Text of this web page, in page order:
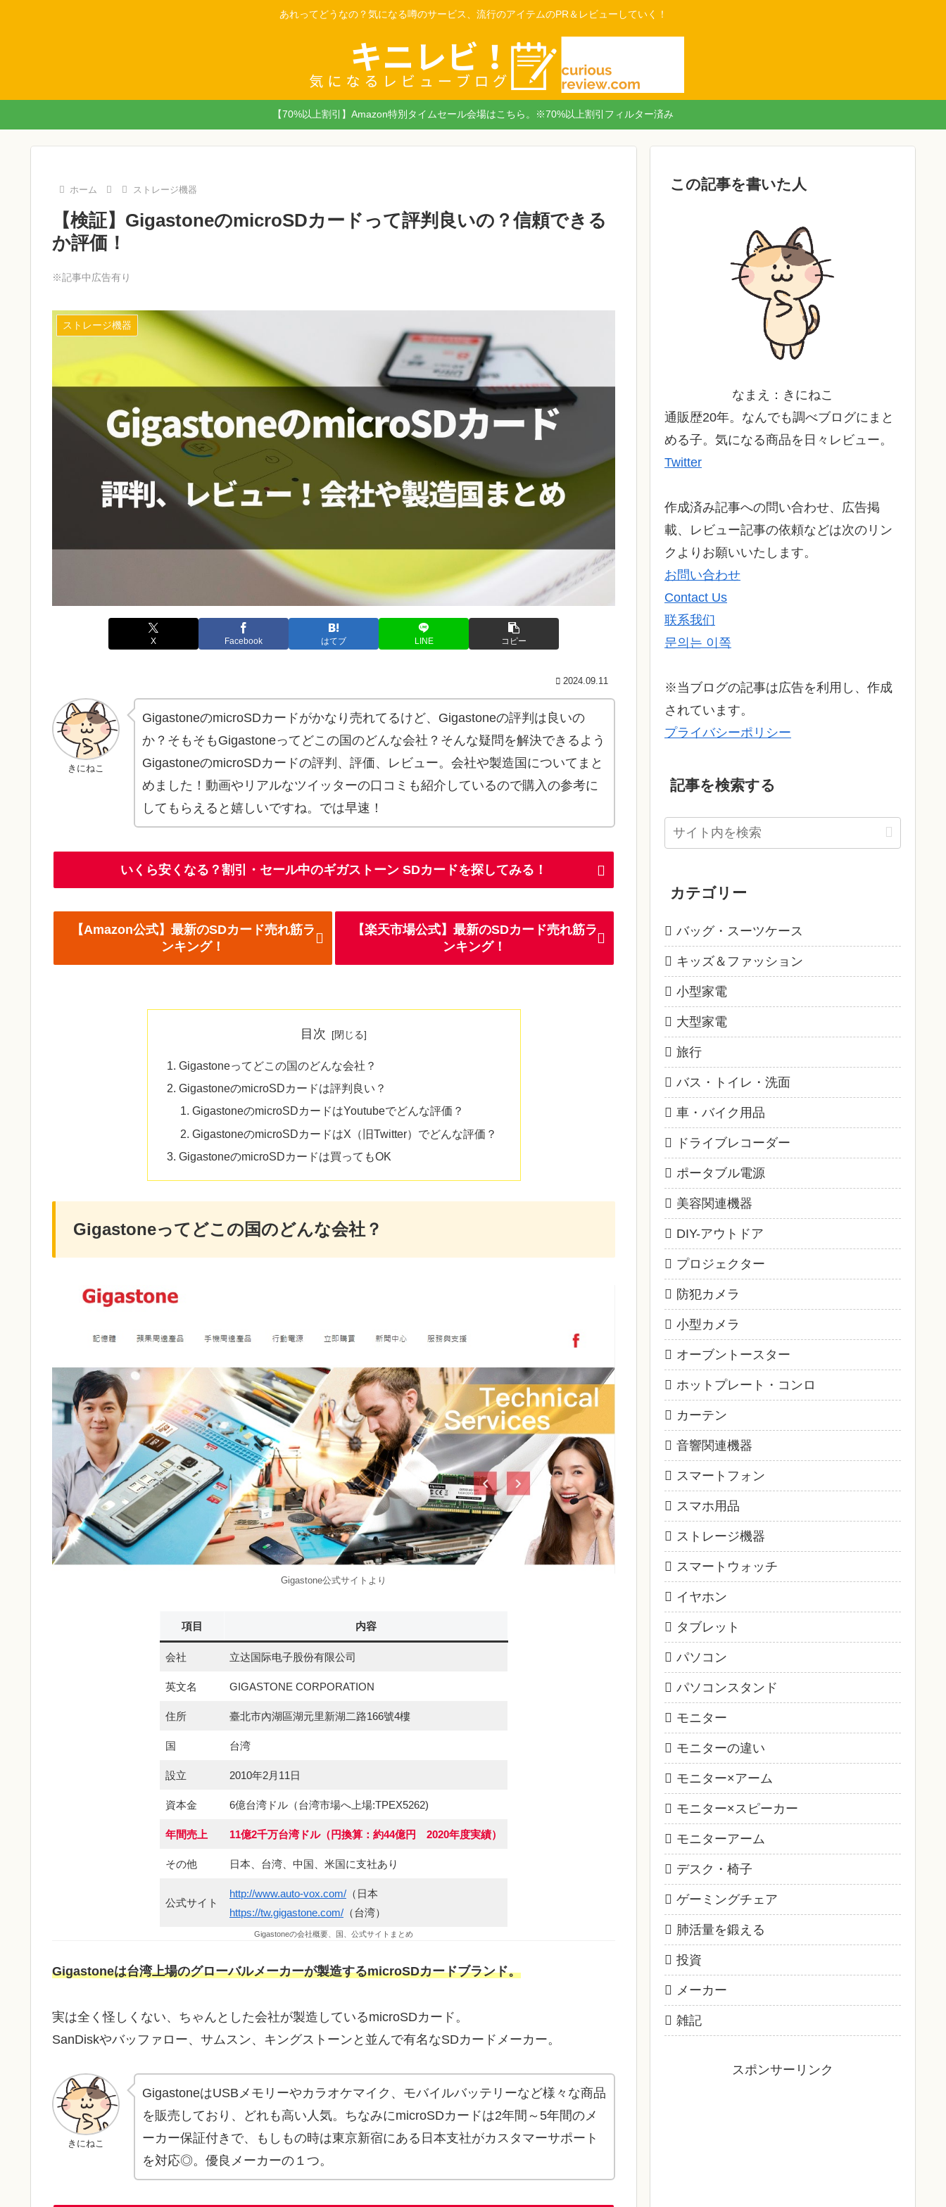
あれってどうなの？気になる噂のサービス、流行のアイテムのPR＆レビューしていく！
【70%以上割引】Amazon特別タイムセール会場はこちら。※70%以上割引フィルター済み
ホーム ストレージ機器
【検証】GigastoneのmicroSDカードって評判良いの？信頼できる
か評価！
※記事中広告有り
ストレージ機器
X Facebook はてブ LINE コピー
2024.09.11
きにねこ
GigastoneのmicroSDカードがかなり売れてるけど、Gigastoneの評判は良いの
か？そもそもGigastoneってどこの国のどんな会社？そんな疑問を解決できるよう
GigastoneのmicroSDカードの評判、評価、レビュー。会社や製造国についてまと
めました！動画やリアルなツイッターの口コミも紹介しているので購入の参考に
してもらえると嬉しいですね。では早速！
いくら安くなる？割引・セール中のギガストーン SDカードを探してみる！
【Amazon公式】最新のSDカード売れ筋ラ
ンキング！
【楽天市場公式】最新のSDカード売れ筋ラ
ンキング！
目次
Gigastoneってどこの国のどんな会社？
GigastoneのmicroSDカードは評判良い？
GigastoneのmicroSDカードはYoutubeでどんな評価？
GigastoneのmicroSDカードはX（旧Twitter）でどんな評価？
GigastoneのmicroSDカードは買ってもOK
Gigastoneってどこの国のどんな会社？
Gigastone公式サイトより
項目 内容
会社 立达国际电子股份有限公司
英文名 GIGASTONE CORPORATION
住所 臺北市內湖區湖元里新湖二路166號4樓
国 台湾
設立 2010年2月11日
資本金 6億台湾ドル（台湾市場へ上場:TPEX5262)
年間売上 11億2千万台湾ドル（円換算：約44億円 2020年度実績）
その他 日本、台湾、中国、米国に支社あり
公式サイト
http://www.auto-vox.com/ （日本
https://tw.gigastone.com/ （台湾）
Gigastoneの会社概要、国、公式サイトまとめ
Gigastoneは台湾上場のグローバルメーカーが製造するmicroSDカードブランド。
実は全く怪しくない、ちゃんとした会社が製造しているmicroSDカード。
SanDiskやバッファロー、サムスン、キングストーンと並んで有名なSDカードメーカー。
きにねこ
GigastoneはUSBメモリーやカラオケマイク、モバイルバッテリーなど様々な商品
を販売しており、どれも高い人気。ちなみにmicroSDカードは2年間～5年間のメ
ーカー保証付きで、もしもの時は東京新宿にある日本支社がカスタマーサポート
を対応◎。優良メーカーの１つ。
この記事を書いた人
なまえ：きにねこ
通販歴20年。なんでも調べブログにまと
める子。気になる商品を日々レビュー。
Twitter
作成済み記事への問い合わせ、広告掲
載、レビュー記事の依頼などは次のリン
クよりお願いいたします。
お問い合わせ
Contact Us
联系我们
문의는 이쪽
※当ブログの記事は広告を利用し、作成
されています。
プライバシーポリシー
記事を検索する
カテゴリー
バッグ・スーツケース
キッズ＆ファッション
小型家電
大型家電
旅行
バス・トイレ・洗面
車・バイク用品
ドライブレコーダー
ポータブル電源
美容関連機器
DIY-アウトドア
プロジェクター
防犯カメラ
小型カメラ
オーブントースター
ホットプレート・コンロ
カーテン
音響関連機器
スマートフォン
スマホ用品
ストレージ機器
スマートウォッチ
イヤホン
タブレット
パソコン
パソコンスタンド
モニター
モニターの違い
モニター×アーム
モニター×スピーカー
モニターアーム
デスク・椅子
ゲーミングチェア
肺活量を鍛える
投資
メーカー
雑記
スポンサーリンク